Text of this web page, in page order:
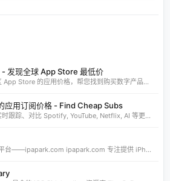
发现全球 App Store 最低价
实时对比全球各大区 App Store 的应用价格，帮您找到购买数字产品的最佳时机。支持实时汇率换算和 AI 智能分析。
应用订阅价格 - Find Cheap Subs
拒绝多花冤枉钱，实时跟踪、对比 Spotify, YouTube, Netflix, AI 等更多 App 的全球订阅价格。发现 App Store 最低价国家，订阅费用立省 80%。
iPA资源一站式下载平台——ipapark.com ipapark.com 专注提供 iPhone、iPad、iPod 软体的 IPA 文件下载服务，覆盖 iOS4 至 iOS16 全系统版本，满足不同机型的用户需求。无论是正版砸壳、开心版软件，还是越狱插件、免费证书，都可在本站快速获取。 核心优势 **全网最全 ip